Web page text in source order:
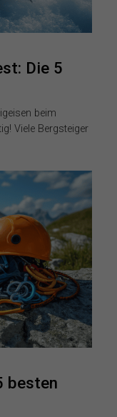
Die 5
beim
Viele Bergsteiger
besten